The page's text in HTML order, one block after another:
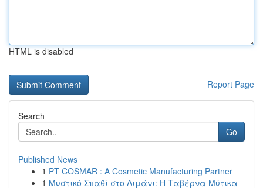
HTML is disabled
Report Page
Search
Go
Published News
1 PT COSMAR : A Cosmetic Manufacturing Partner
1 Μυστικό Σπαθί στο Λιμάνι: Η Ταβέρνα Μύτικα